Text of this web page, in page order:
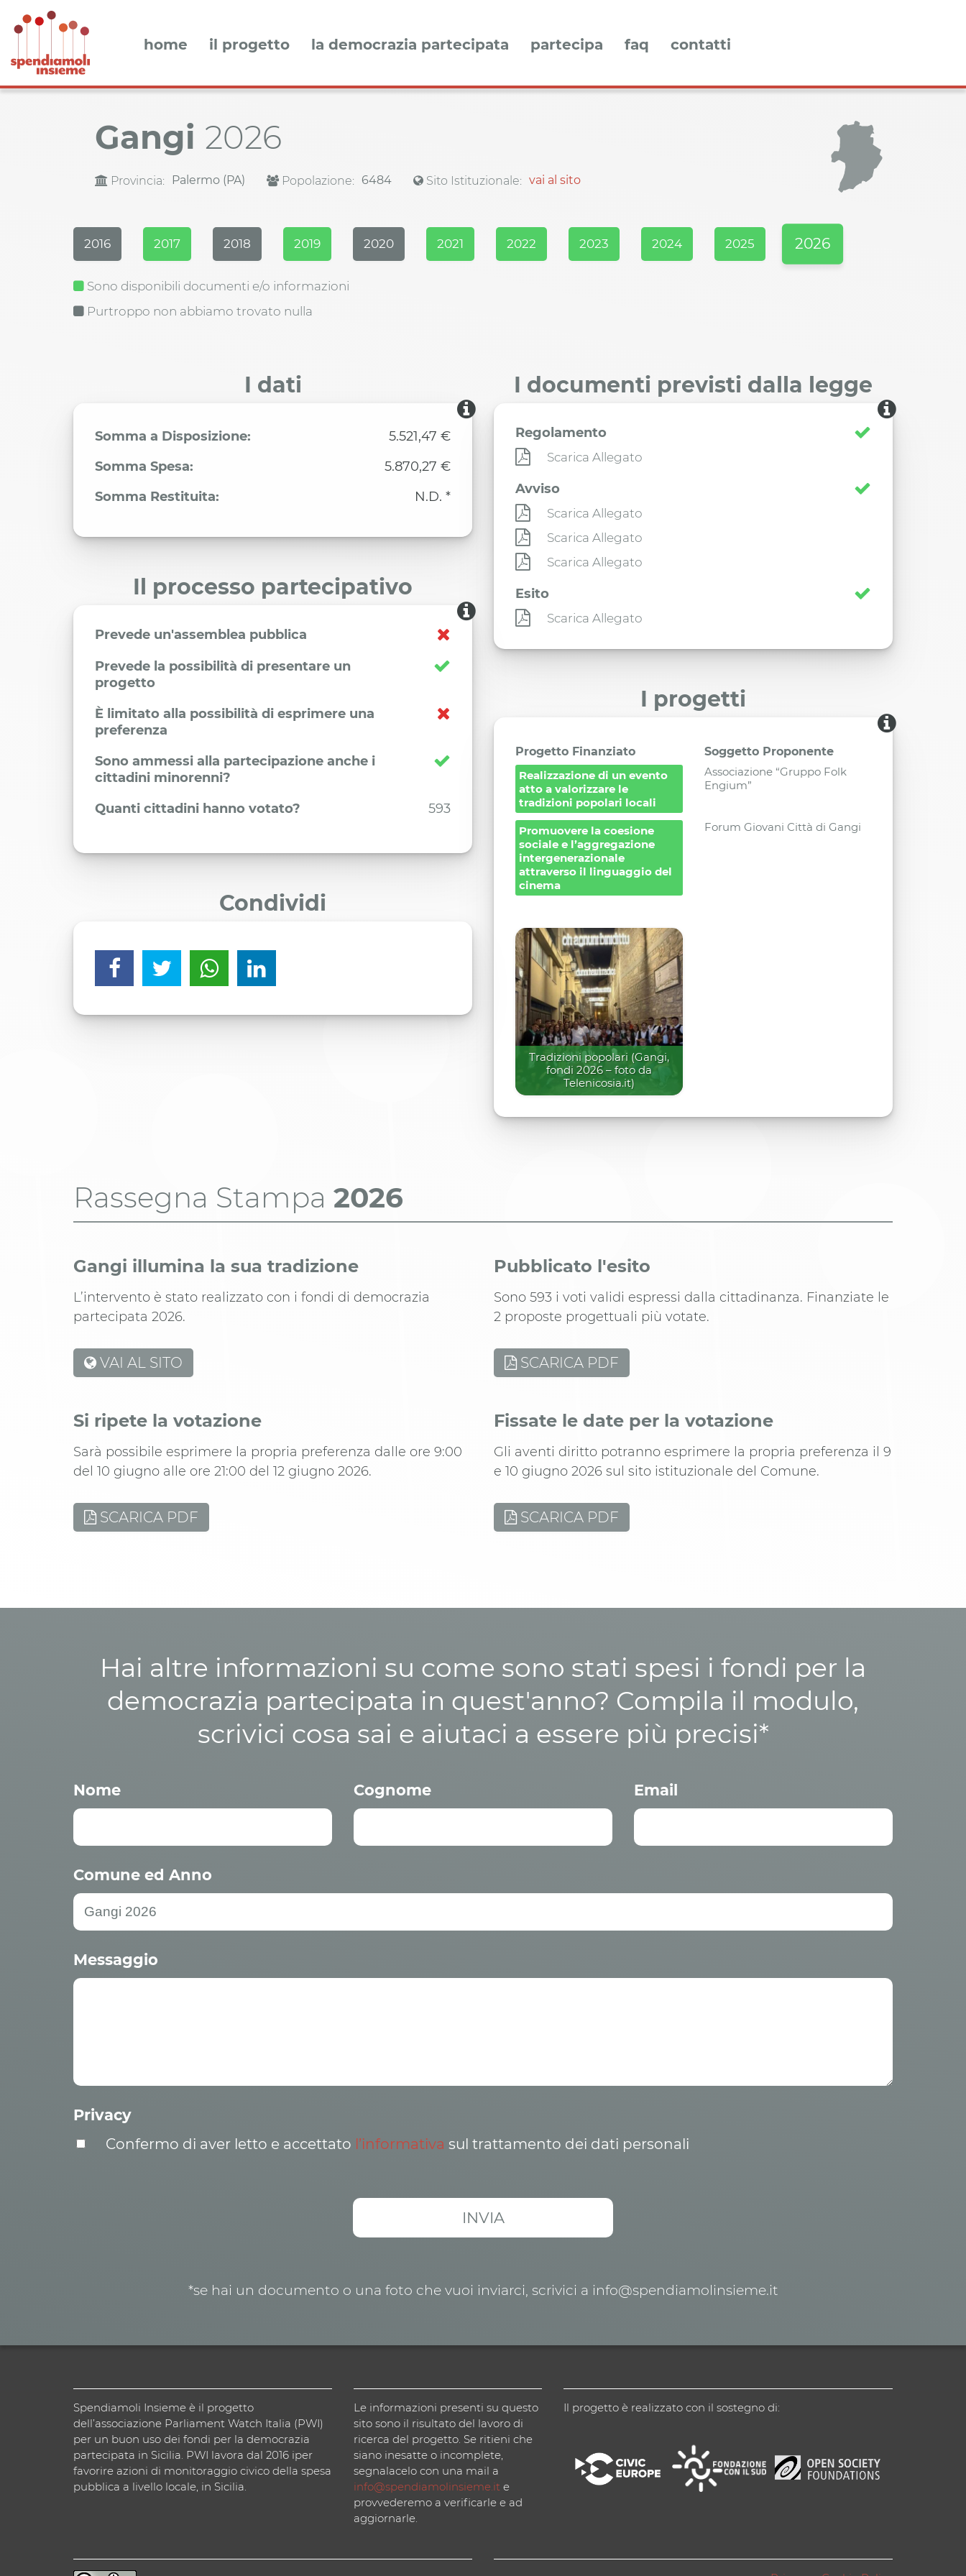
home il progetto la democrazia partecipata partecipa faq contatti
Gangi 2026
Provincia: Palermo (PA) Popolazione: 6484 Sito Istituzionale: vai al sito
2016 2017 2018 2019 2020 2021 2022 2023 2024 2025 2026
Sono disponibili documenti e/o informazioni
Purtroppo non abbiamo trovato nulla
I dati
Somma a Disposizione:
5.521,47 €
Somma Spesa:
5.870,27 €
Somma Restituita:
N.D. *
I documenti previsti dalla legge
Regolamento
Scarica Allegato
Avviso
Scarica Allegato
Scarica Allegato
Scarica Allegato
Esito
Scarica Allegato
Il processo partecipativo
Prevede un'assemblea pubblica
Prevede la possibilità di presentare un
progetto
È limitato alla possibilità di esprimere una
preferenza
Sono ammessi alla partecipazione anche i
cittadini minorenni?
Quanti cittadini hanno votato?
593
I progetti
Progetto Finanziato
Soggetto Proponente
Realizzazione di un evento
atto a valorizzare le
tradizioni popolari locali
Associazione “Gruppo Folk
Engium”
Promuovere la coesione
sociale e l’aggregazione
intergenerazionale
attraverso il linguaggio del
cinema
Forum Giovani Città di Gangi
Tradizioni popolari (Gangi,
fondi 2026 – foto da
Telenicosia.it)
Condividi
Rassegna Stampa 2026
Gangi illumina la sua tradizione
L’intervento è stato realizzato con i fondi di democrazia
partecipata 2026.
VAI AL SITO
Pubblicato l'esito
Sono 593 i voti validi espressi dalla cittadinanza. Finanziate le
2 proposte progettuali più votate.
SCARICA PDF
Si ripete la votazione
Sarà possibile esprimere la propria preferenza dalle ore 9:00
del 10 giugno alle ore 21:00 del 12 giugno 2026.
SCARICA PDF
Fissate le date per la votazione
Gli aventi diritto potranno esprimere la propria preferenza il 9
e 10 giugno 2026 sul sito istituzionale del Comune.
SCARICA PDF
Hai altre informazioni su come sono stati spesi i fondi per la
democrazia partecipata in quest'anno? Compila il modulo,
scrivici cosa sai e aiutaci a essere più precisi*
Nome Cognome Email
Comune ed Anno
Messaggio
Privacy
Confermo di aver letto e accettato l’informativa sul trattamento dei dati personali
*se hai un documento o una foto che vuoi inviarci, scrivici a info@spendiamolinsieme.it
Spendiamoli Insieme è il progetto
dell’associazione Parliament Watch Italia (PWI)
per un buon uso dei fondi per la democrazia
partecipata in Sicilia. PWI lavora dal 2016 iper
favorire azioni di monitoraggio civico della spesa
pubblica a livello locale, in Sicilia.
Le informazioni presenti su questo
sito sono il risultato del lavoro di
ricerca del progetto. Se ritieni che
siano inesatte o incomplete,
segnalacelo con una mail a
info@spendiamolinsieme.it e
provvederemo a verificarle e ad
aggiornarle.
Il progetto è realizzato con il sostegno di: